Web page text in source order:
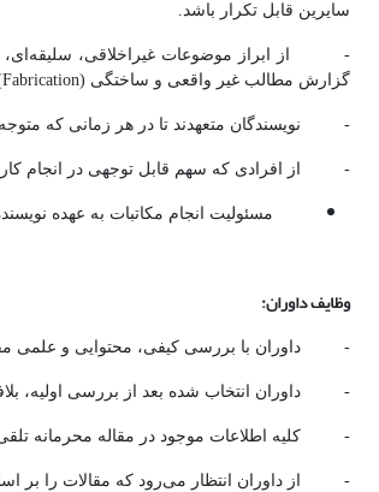
سایرین قابل تکرار باشد.
- از ابراز موضوعات غیراخلاقی، سلیقه‌ای،
گزارش مطالب غیر واقعی و ساختگی (Fabrication)، تحریف و دستکاری داده‌ها (Falsification) و کپی‌برداری و سرقت عملی از کارهای دیگران (Plagiarism).
- نویسندگان متعهدند تا در هر زمانی که متوجه
- از افرادی که سهم قابل توجهی در انجام کار
مسئولیت انجام مکاتبات به عهده
وظایف داوران:
- داوران با بررسی کیفی، محتوایی و علمی
- داوران انتخاب شده بعد از بررسی اولیه،
- کلیه اطلاعات موجود در مقاله محرمانه
- از داوران انتظار می‌رود که مقالات را بر